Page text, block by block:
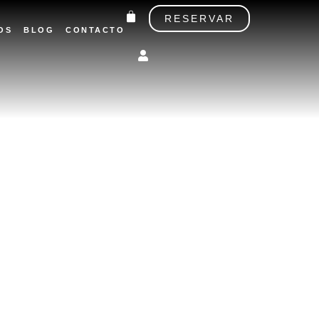
BLOG CONTACTO
Carrito RESERVAR